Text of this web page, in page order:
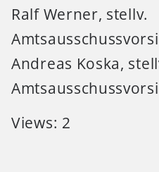
Ralf Werner, stellv.
Andreas Koska,
Views: 2